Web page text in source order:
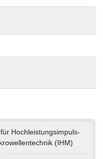
Hochleistungsimpuls-
(IHM)